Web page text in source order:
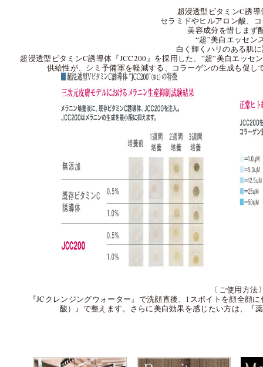
超浸透型ビタミンC誘
セラミドやヒルアロン酸、
美容成分を惜しまず
“超”美白エッセン
白く輝くハリのある肌
超浸透型ビタミンC誘導体『JCC200』を採用した、”超”美白エッ
供給性が、シミ予備軍を軽減する、コラーゲンの生成も促
〔ご使用方法
『JCクレンジングウォーター』で洗顔直後、1スポイトを顔全顔
酸）』で整えます。さらに美白効果を感じたい方は、『